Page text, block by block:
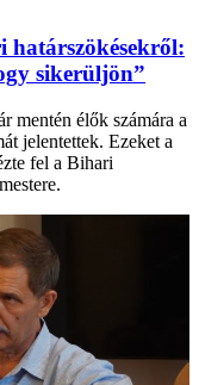
határszökésekről:
sikerüljön”
mentén élők számára a
jelentettek. Ezeket a
fel a Bihari